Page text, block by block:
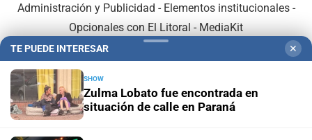
Administración y Publicidad - Elementos institucionales-
Opcionales con El Litoral - MediaKit
TE PUEDE INTERESAR ✕
SHOW
Zulma Lobato fue encontrada en
situación de calle en Paraná